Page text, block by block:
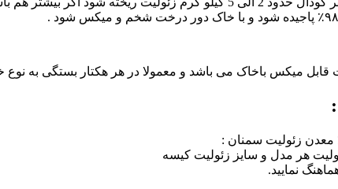
باشد و معمولا در هر هکتار بستگی به نوع خاک از 27 تن در هر هکتار الی 57 تن در هکتار قابل میکس با
هر مدل و سایز زئولیت کیسه
نمایید.